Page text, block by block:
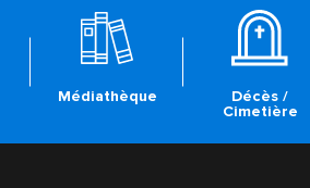
Médiathèque
Décès /
Cimetière